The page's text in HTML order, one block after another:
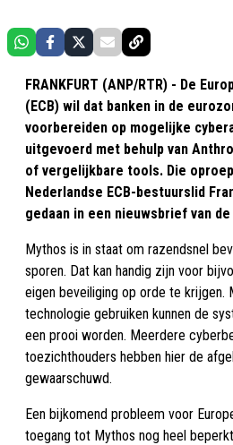
FRANKFURT (ANP/RTR) - De
(ECB) wil dat banken in de
voorbereiden op mogelijke
uitgevoerd met behulp van
of vergelijkbare tools. Die
Nederlandse ECB-bestuurslid
gedaan in een nieuwsbrief van
Mythos is in staat om razendsnel
sporen. Dat kan handig zijn voor
eigen beveiliging op orde te krijgen.
technologie gebruiken kunnen de
een prooi worden. Meerdere
toezichthouders hebben hier de
gewaarschuwd.
Een bijkomend probleem voor
toegang tot Mythos nog heel